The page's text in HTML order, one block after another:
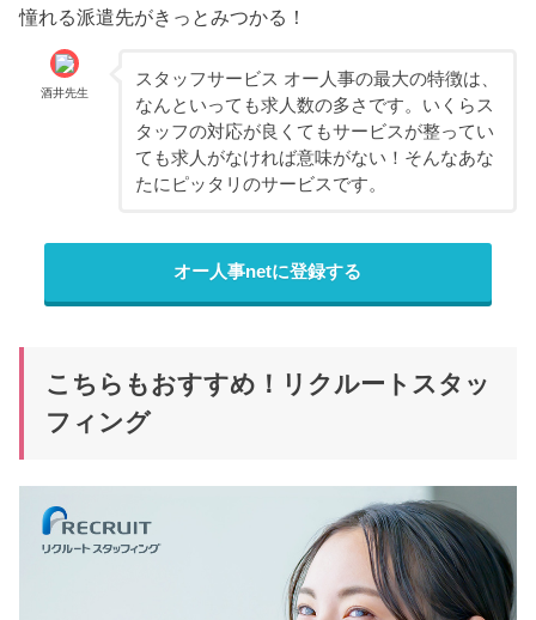
憧れる派遣先がきっとみつかる！
酒井先生
スタッフサービス オー人事の最大の特徴は、
なんといっても求人数の多さです。いくらス
タッフの対応が良くてもサービスが整ってい
ても求人がなければ意味がない！そんなあな
たにピッタリのサービスです。
オー人事netに登録する
こちらもおすすめ！リクルートスタッ
フィング